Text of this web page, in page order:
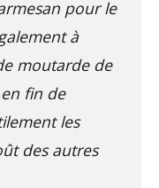
pour le
à
moutarde de
fin de
les
des autres